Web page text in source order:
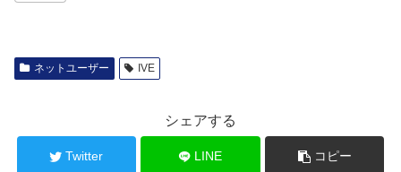
Twitter LINE コピー